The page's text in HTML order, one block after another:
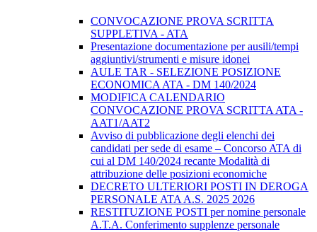
CONVOCAZIONE PROVA SCRITTA
SUPPLETIVA - ATA
Presentazione documentazione per ausili/tempi
aggiuntivi/strumenti e misure idonei
AULE TAR - SELEZIONE POSIZIONE
ECONOMICA ATA - DM 140/2024
MODIFICA CALENDARIO
CONVOCAZIONE PROVA SCRITTA ATA -
AAT1/AAT2
Avviso di pubblicazione degli elenchi dei
candidati per sede di esame – Concorso ATA di
cui al DM 140/2024 recante Modalità di
attribuzione delle posizioni economiche
DECRETO ULTERIORI POSTI IN DEROGA
PERSONALE ATA A.S. 2025 2026
RESTITUZIONE POSTI per nomine personale
A.T.A. Conferimento supplenze personale